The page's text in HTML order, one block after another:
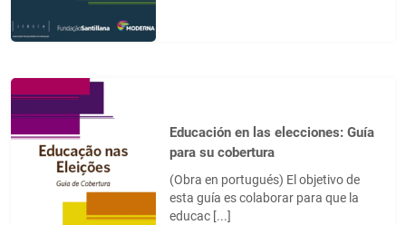
Educación en las elecciones: Guía
para su cobertura
(Obra en portugués) El objetivo de
esta guía es colaborar para que la
educac [...]